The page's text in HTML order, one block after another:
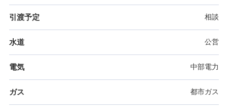
引渡予定 相談
水道 公営
電気 中部電力
ガス 都市ガス